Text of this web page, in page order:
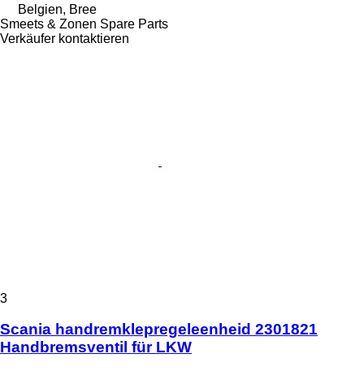
Belgien, Bree
Smeets & Zonen Spare Parts
Verkäufer kontaktieren
3
Scania handremklepregeleenheid 2301821
Handbremsventil für LKW